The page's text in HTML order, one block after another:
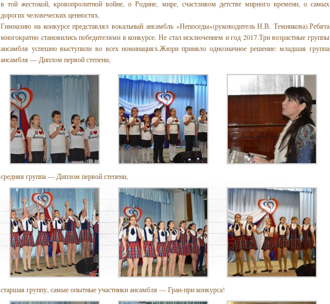
в той жестокой, кровопролитной войне, о Родине, мире, счастливом детстве мирного времени, о самых
дорогих человеческих ценностях.
Гимназию на конкурсе представлял вокальный ансамбль «Непоседы»(руководитель Н.В. Темникова).Ребята
многократно становились победителями в конкурсе. Не стал исключением и год 2017.Три возрастные группы
ансамбля успешно выступили во всех номинациях.Жюри приняло однозначное решение: младшая группа
ансамбля — Диплом первой степени,
средняя группа — Диплом первой степени,
старшая группу, самые опытные участники ансамбля — Гран-при конкурса!